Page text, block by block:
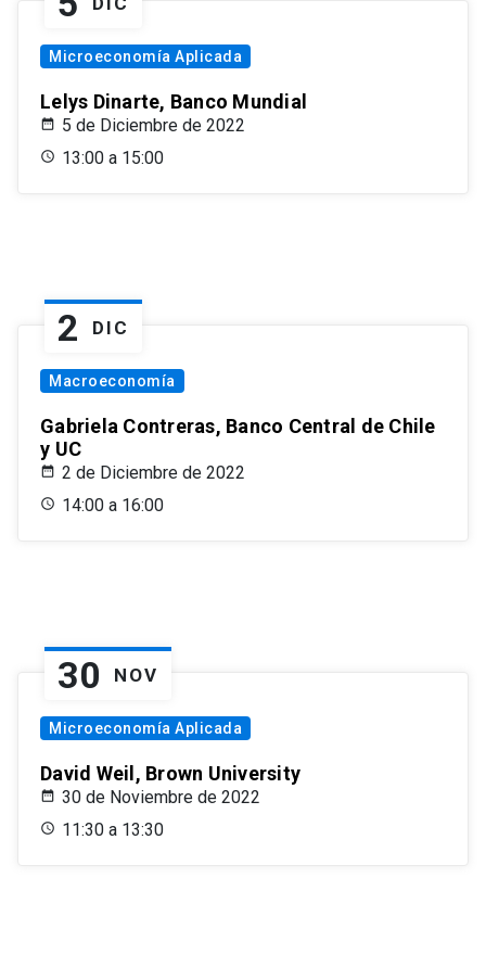
Microeconomía Aplicada
Lelys Dinarte, Banco Mundial
5 de Diciembre de 2022
13:00 a 15:00
2 DIC
Macroeconomía
Gabriela Contreras, Banco Central de Chile
y UC
2 de Diciembre de 2022
14:00 a 16:00
30 NOV
Microeconomía Aplicada
David Weil, Brown University
30 de Noviembre de 2022
11:30 a 13:30